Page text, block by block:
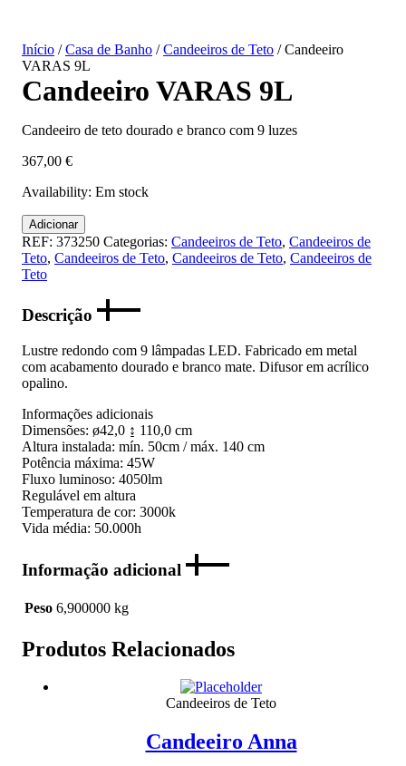
Início /Casa de Banho /Candeeiros de Teto / Candeeiro
VARAS 9L
Candeeiro VARAS 9L
Candeeiro de teto dourado e branco com 9 luzes
367,00 €
Availability: Em stock
Quantidade
de
Candeeiro
VARAS
Adicionar
REF: 373250 Categorias: Candeeiros de Teto, Candeeiros de
Teto, Candeeiros de Teto, Candeeiros de Teto, Candeeiros de
Teto
Descrição
Lustre redondo com 9 lâmpadas LED. Fabricado em metal
com acabamento dourado e branco mate. Difusor em acrílico
opalino.
Informações adicionais
Dimensões: ø42,0 ↨ 110,0 cm
Altura instalada: mín. 50cm / máx. 140 cm
Potência máxima: 45W
Fluxo luminoso: 4050lm
Regulável em altura
Temperatura de cor: 3000k
Vida média: 50.000h
Informação adicional
Peso 6,900000 kg
Produtos Relacionados
Candeeiros de Teto
Candeeiro Anna